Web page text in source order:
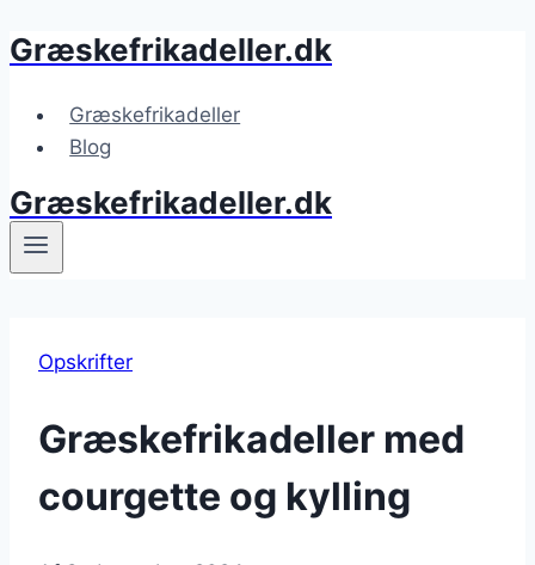
Fortsæt
indhold
Græskefrikadeller.dk
Græskefrikadeller
Blog
Græskefrikadeller.dk
Opskrifter
Græskefrikadeller med
courgette og kylling